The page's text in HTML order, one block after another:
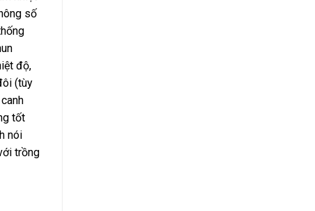
số
độ,
(tùy
tốt
nói
trồng